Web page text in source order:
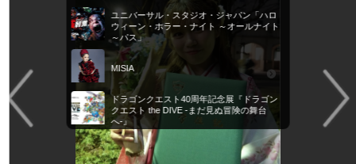
ユニバーサル・スタジオ・ジャパン「ハロ
ウィーン・ホラー・ナイト ～オールナイト
～パス」
MISIA
ドラゴンクエスト40周年記念展『ドラゴン
クエスト the DIVE -まだ見ぬ冒険の舞台
へ-』